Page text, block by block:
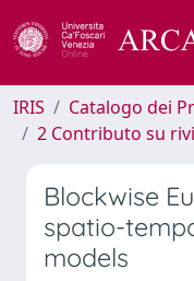
IRIS
Catalogo dei
2 Contributo su
Blockwise
spatio-
models